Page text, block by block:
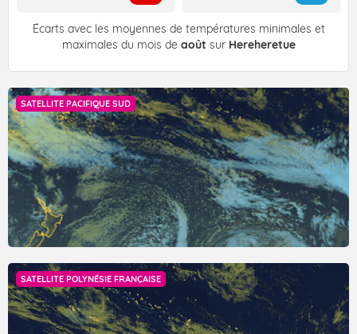
Écarts avec les moyennes de températures minimales et
maximales du mois de août sur Hereheretue
SATELLITE PACIFIQUE SUD
SATELLITE POLYNÉSIE FRANÇAISE